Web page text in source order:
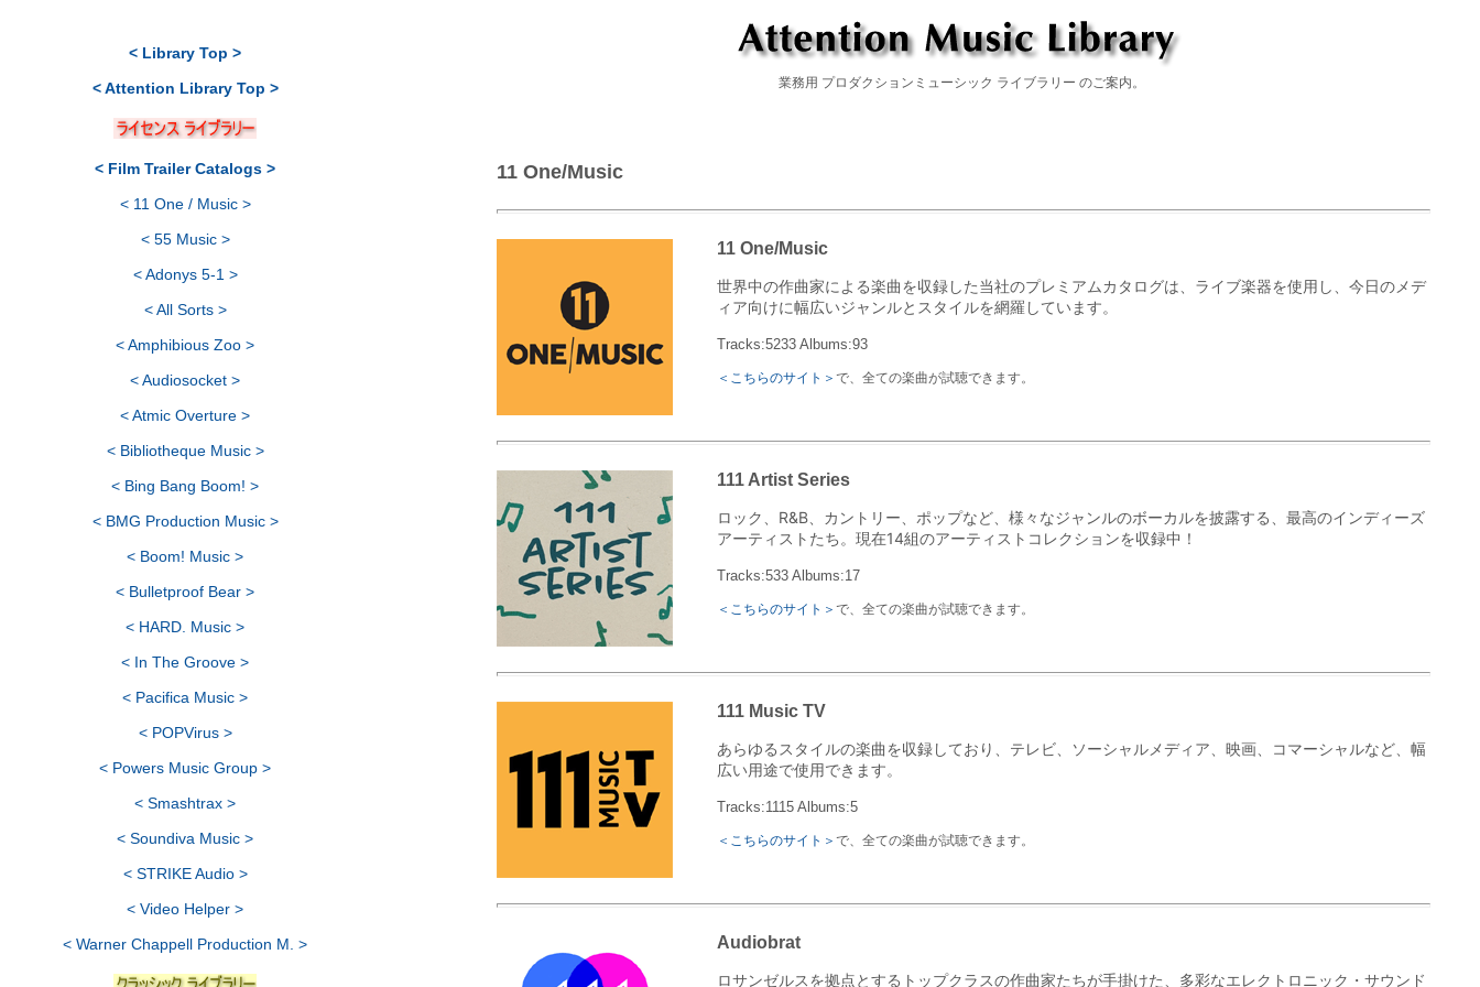
業務用 プロダクションミューシック ライブラリー のご案内。
11 One/Music
11 One/Music
世界中の作曲家による楽曲を収録した当社のプレミアムカタログは、ライブ楽器を使用し、今日のメデ
ィア向けに幅広いジャンルとスタイルを網羅しています。
Tracks:5233 Albums:93
＜こちらのサイト＞ で、全ての楽曲が試聴できます。
111 Artist Series
ロック、R&B、カントリー、ポップなど、様々なジャンルのボーカルを披露する、最高のインディーズ
アーティストたち。現在14組のアーティストコレクションを収録中！
Tracks:533 Albums:17
＜こちらのサイト＞ で、全ての楽曲が試聴できます。
111 Music TV
あらゆるスタイルの楽曲を収録しており、テレビ、ソーシャルメディア、映画、コマーシャルなど、幅
広い用途で使用できます。
Tracks:1115 Albums:5
＜こちらのサイト＞ で、全ての楽曲が試聴できます。
Audiobrat
ロサンゼルスを拠点とするトップクラスの作曲家たちが手掛けた、多彩なエレクトロニック・サウンド